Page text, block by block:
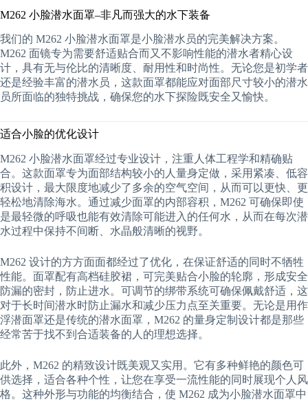
M262 小脸潜水面罩–非凡而强大的水下装备
我们的 M262 小脸潜水面罩是小脸潜水员的完美解决方案。
M262 面镜专为需要舒适贴合而又不影响性能的潜水者精心设
计，具有无与伦比的清晰度、耐用性和时尚性。无论您是初学者
还是经验丰富的潜水员，这款面罩都能应对面部尺寸较小的潜水
员所面临的独特挑战，确保您的水下探险既安全又愉快。
适合小脸的优化设计
M262 小脸潜水面罩经过专业设计，注重人体工程学和精确贴
合。这款面罩专为面部结构较小的人量身定做，采用紧凑、低容
积设计，最大限度地减少了多余的空气空间，从而可以更快、更
轻松地清除海水。通过减少面罩的内部容积，M262 可确保即使
是最轻微的呼吸也能有效清除可能进入的任何水，从而在每次潜
水过程中保持不间断、水晶般清晰的视野。
M262 设计的方方面面都经过了优化，在保证舒适的同时不牺牲
性能。面罩配有高档硅胶裙，可完美贴合小脸的轮廓，形成安全
防漏的密封，防止进水。可调节的绑带系统可确保佩戴舒适，这
对于长时间潜水时防止漏水和减少压力点至关重要。无论是用作
浮潜面罩还是传统的潜水面罩，M262 的量身定制设计都是那些
经常苦于找不到合适装备的人的理想选择。
此外，M262 的精致设计既美观又实用。它有多种鲜艳的颜色可
供选择，适合各种个性，让您在享受一流性能的同时展现个人风
格。这种外形与功能的均衡结合，使 M262 成为小脸潜水面罩中